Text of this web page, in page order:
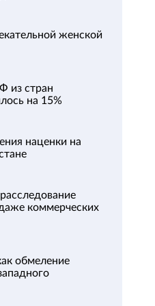
женской
из стран
на 15%
наценки на
коммерческих
обмеление